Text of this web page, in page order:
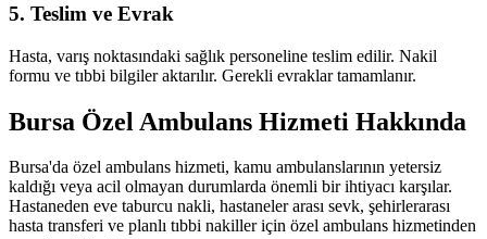
5. Teslim ve Evrak
Hasta, varış noktasındaki sağlık personeline teslim edilir. Nakil
formu ve tıbbi bilgiler aktarılır. Gerekli evraklar tamamlanır.
Bursa Özel Ambulans Hizmeti Hakkında
Bursa'da özel ambulans hizmeti, kamu ambulanslarının yetersiz
kaldığı veya acil olmayan durumlarda önemli bir ihtiyacı karşılar.
Hastaneden eve taburcu nakli, hastaneler arası sevk, şehirlerarası
hasta transferi ve planlı tıbbi nakiller için özel ambulans hizmetinden